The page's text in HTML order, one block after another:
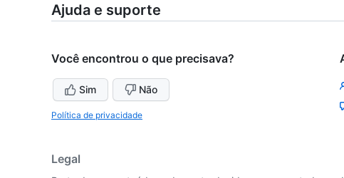
Ajuda e suporte
Você encontrou o que precisava?
Sim Não
Política de privacidade
Legal